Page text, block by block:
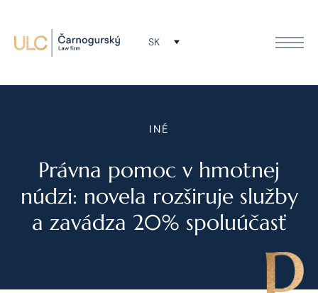
SK
INÉ
Právna pomoc v hmotnej
núdzi: novela rozširuje služby
a zavádza 20% spoluúčasť